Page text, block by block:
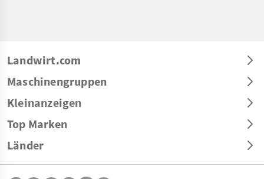
Landwirt.com
Maschinengruppen
Kleinanzeigen
Top Marken
Länder